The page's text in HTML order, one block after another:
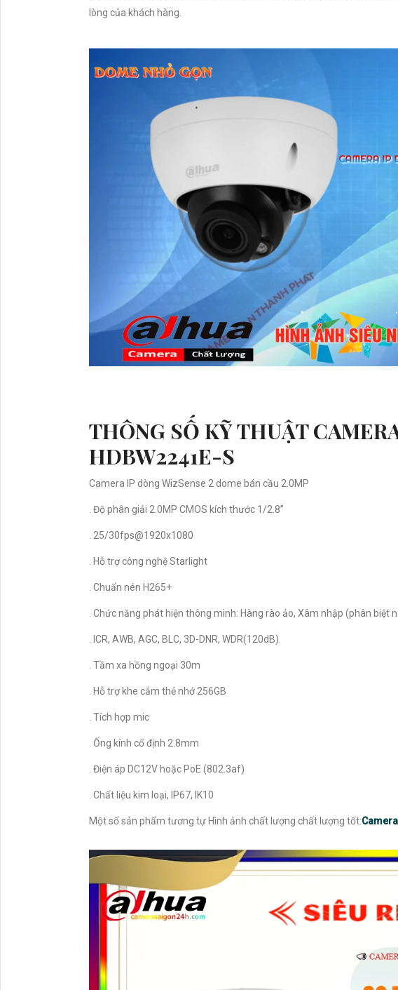
lòng của khách hàng.
THÔNG SỐ KỸ THUẬT
HDBW2241E-S
Camera IP dòng WizSense 2 dome bán cầu 2.0MP
. Độ phân giải 2.0MP CMOS kích thước 1/2.8”
. 25/30fps@1920x1080
. Hỗ trợ công nghệ Starlight
. Chuẩn nén H265+
. Chức năng phát hiện thông minh: Hàng rào ảo, Xâm nhập (phân biệt
. ICR, AWB, AGC, BLC, 3D-DNR, WDR(120dB).
. Tầm xa hồng ngoại 30m
. Hỗ trợ khe cắm thẻ nhớ 256GB
. Tích hợp mic
. Ống kính cố định 2.8mm
. Điện áp DC12V hoặc PoE (802.3af)
. Chất liệu kim loại, IP67, IK10
Một số sản phẩm tương tự Hình ảnh chất lượng chất lượng tốt: